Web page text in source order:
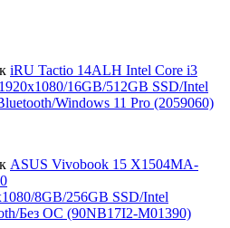
iRU Tactio 14ALH Intel Core i3
16GB/512GB SSD/Intel
Windows 11 Pro (2059060)
ASUS Vivobook 15 X1504MA-
8GB/256GB SSD/Intel
Без ОС (90NB17I2-M01390)